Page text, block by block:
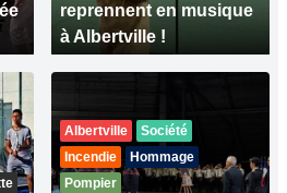
reprennent en musique
à Albertville !
Albertville
Société
Incendie
Hommage
Pompier